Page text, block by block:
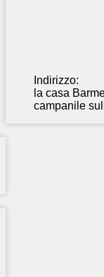
Indirizzo:
la casa
campanile